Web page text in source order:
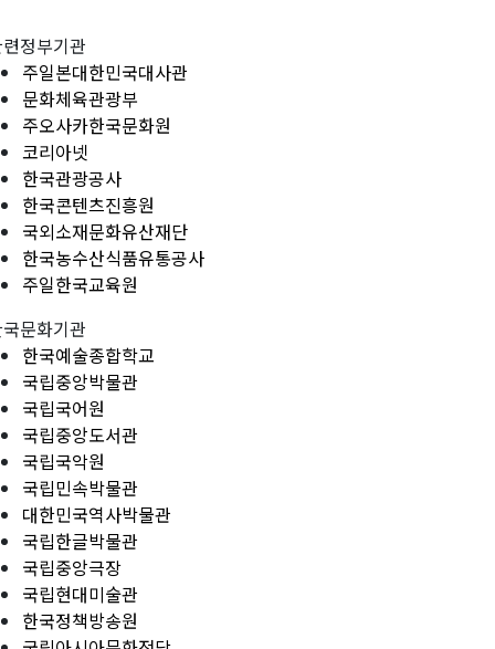
정부기관
주일본대한민국대사관
문화체육관광부
주오사카한국문화원
코리아넷
한국관광공사
한국콘텐츠진흥원
국외소재문화유산재단
한국농수산식품유통공사
주일한국교육원
문화기관
한국예술종합학교
국립중앙박물관
국립국어원
국립중앙도서관
국립국악원
국립민속박물관
대한민국역사박물관
국립한글박물관
국립중앙극장
국립현대미술관
한국정책방송원